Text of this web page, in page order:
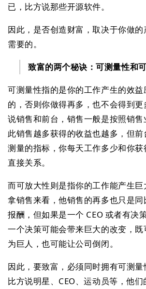
已，比方说那些开源软件。
因此，是否创造财富，取决于你做的
需要的。
致富的两个秘诀：可测量性和
可测量性指的是你的工作产生的效
的，否则你做得再多，也不会得到
说销售和前台，销售一般是按照销
此销售越多获得的收益也越多，但
测量的指标，你每天工作多少和你
直接关系。
而可放大性则是指你的工作能产生
拿销售来看，他销售的再多也只是
报酬，但如果是一个 CEO 或者有决
一个决策可能会带来巨大的改变，
为巨人，也可能让公司倒闭。
因此，要致富，必须同时拥有可测量
比方说明星、CEO、运动员等，他